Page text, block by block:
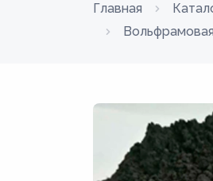
Главная